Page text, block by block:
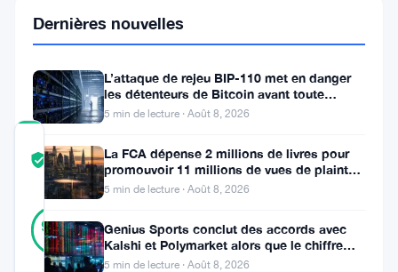
milliards
dollars
TRUST
SCORE
Vérifié
90%
RÉEL
votes
Mis à jour 1 mois il y a
Dernières nouvelles
L’attaque de rejeu BIP-110 met en danger
les détenteurs de Bitcoin avant toute
scission de chaîne
5 min de lecture · Août 8, 2026
La FCA dépense 2 millions de livres pour
promouvoir 11 millions de vues de plaintes
sur le financement
5 min de lecture · Août 8, 2026
Genius Sports conclut des accords avec
Kalshi et Polymarket alors que le chiffre
d’affaires du T2 atteint
5 min de lecture · Août 8, 2026